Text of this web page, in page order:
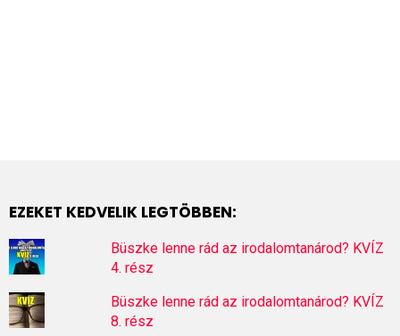
EZEKET KEDVELIK LEGTÖBBEN:
Büszke lenne rád az irodalomtanárod? KVÍZ
4. rész
Büszke lenne rád az irodalomtanárod? KVÍZ
8. rész